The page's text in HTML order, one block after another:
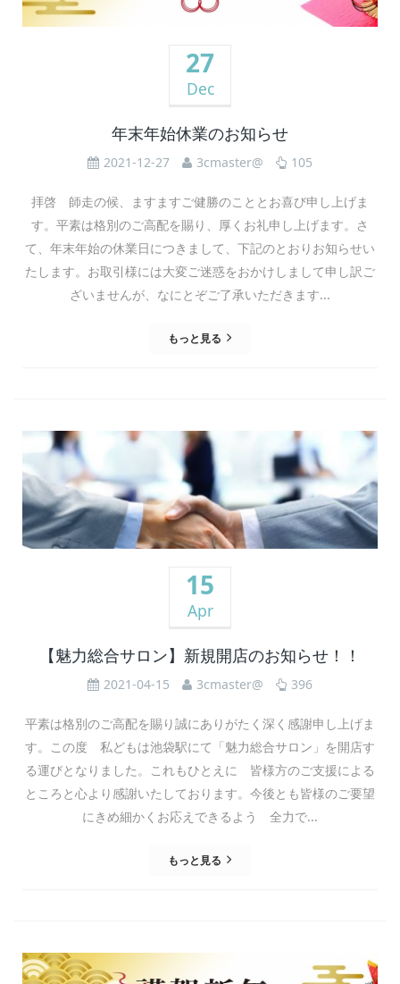
27
Dec
年末年始休業のお知らせ
2021-12-27 3cmaster@ 105
拝啓 師走の候、ますますご健勝のこととお喜び申し上げま
す。平素は格別のご高配を賜り、厚くお礼申し上げます。さ
て、年末年始の休業日につきまして、下記のとおりお知らせい
たします。お取引様には大変ご迷惑をおかけしまして申し訳ご
ざいませんが、なにとぞご了承いただきます...
もっと見る
15
Apr
【魅力総合サロン】新規開店のお知らせ！！
2021-04-15 3cmaster@ 396
平素は格別のご高配を賜り誠にありがたく深く感謝申し上げま
す。この度 私どもは池袋駅にて「魅力総合サロン」を開店す
る運びとなりました。これもひとえに 皆様方のご支援による
ところと心より感謝いたしております。今後とも皆様のご要望
にきめ細かくお応えできるよう 全力で...
もっと見る